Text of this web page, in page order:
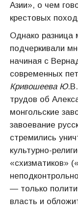
Азии», о чем
крестовых
Однако разница
подчеркивали
начиная с
современных
Кривошеева Ю
трудов об
монгольские
завоевание
стремились
культурно-
«схизматиков»
— только
власть и